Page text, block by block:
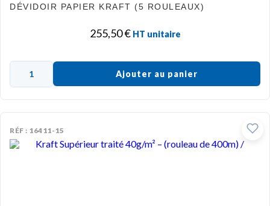
DÉVIDOIR PAPIER KRAFT (5 ROULEAUX)
255,50€ HT unitaire
Ajouter au panier
RÉF : 16411-15